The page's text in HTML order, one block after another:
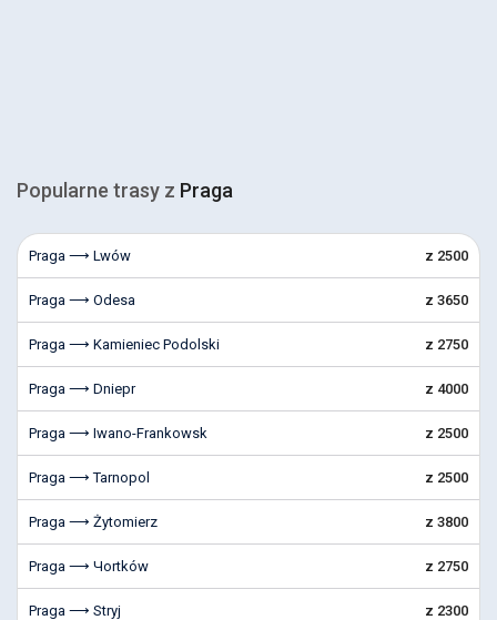
Popularne trasy z Praga
Praga ⟶ Lwów z 2500
Praga ⟶ Odesa z 3650
Praga ⟶ Kamieniec Podolski z 2750
Praga ⟶ Dniepr z 4000
Praga ⟶ Iwano-Frankowsk z 2500
Praga ⟶ Tarnopol z 2500
Praga ⟶ Żytomierz z 3800
Praga ⟶ Чortków z 2750
Praga ⟶ Stryj z 2300